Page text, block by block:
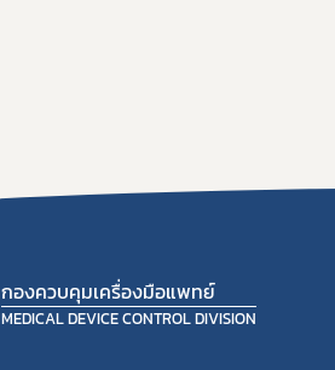
กองควบคุมเครื่องมือแพทย์
MEDICAL DEVICE CONTROL DIVISION